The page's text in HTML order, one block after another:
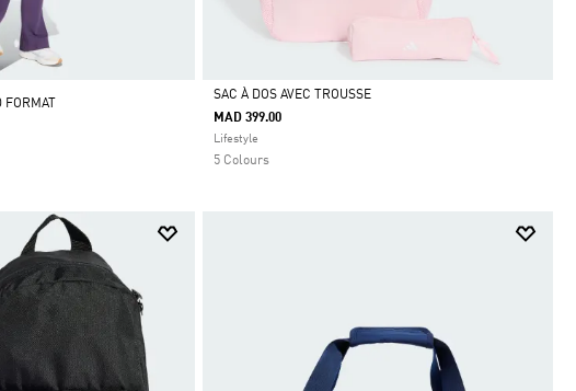
Selected
SAC À DOS AVEC TROUSSE
MAD 399.00
Lifestyle
5 Colours